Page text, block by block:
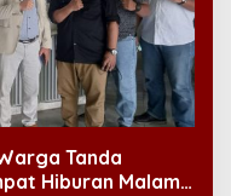
Tanda
Hiburan Malam